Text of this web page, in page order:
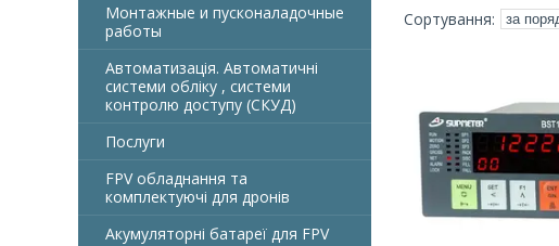
Монтажные и пусконаладочные
работы
Автоматизація. Автоматичні
системи обліку , системи
контролю доступу (СКУД)
Послуги
FPV обладнання та
комплектуючі для дронів
Акумуляторні батареї для FPV